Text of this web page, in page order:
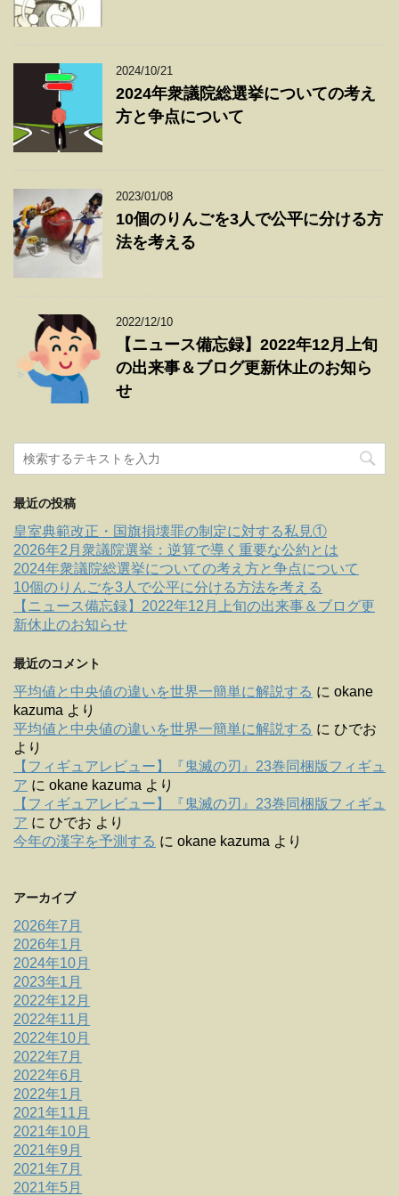
2024/10/21
2024年衆議院総選挙についての考え
方と争点について
2023/01/08
10個のりんごを3人で公平に分ける方
法を考える
2022/12/10
【ニュース備忘録】2022年12月上旬
の出来事＆ブログ更新休止のお知ら
せ
最近の投稿
皇室典範改正・国旗損壊罪の制定に対する私見①
2026年2月衆議院選挙：逆算で導く重要な公約とは
2024年衆議院総選挙についての考え方と争点について
10個のりんごを3人で公平に分ける方法を考える
【ニュース備忘録】2022年12月上旬の出来事＆ブログ更
新休止のお知らせ
最近のコメント
平均値と中央値の違いを世界一簡単に解説する に okane
kazuma より
平均値と中央値の違いを世界一簡単に解説する に ひでお
より
【フィギュアレビュー】『鬼滅の刃』23巻同梱版フィギュ
ア に okane kazuma より
【フィギュアレビュー】『鬼滅の刃』23巻同梱版フィギュ
ア に ひでお より
今年の漢字を予測する に okane kazuma より
アーカイブ
2026年7月
2026年1月
2024年10月
2023年1月
2022年12月
2022年11月
2022年10月
2022年7月
2022年6月
2022年1月
2021年11月
2021年10月
2021年9月
2021年7月
2021年5月